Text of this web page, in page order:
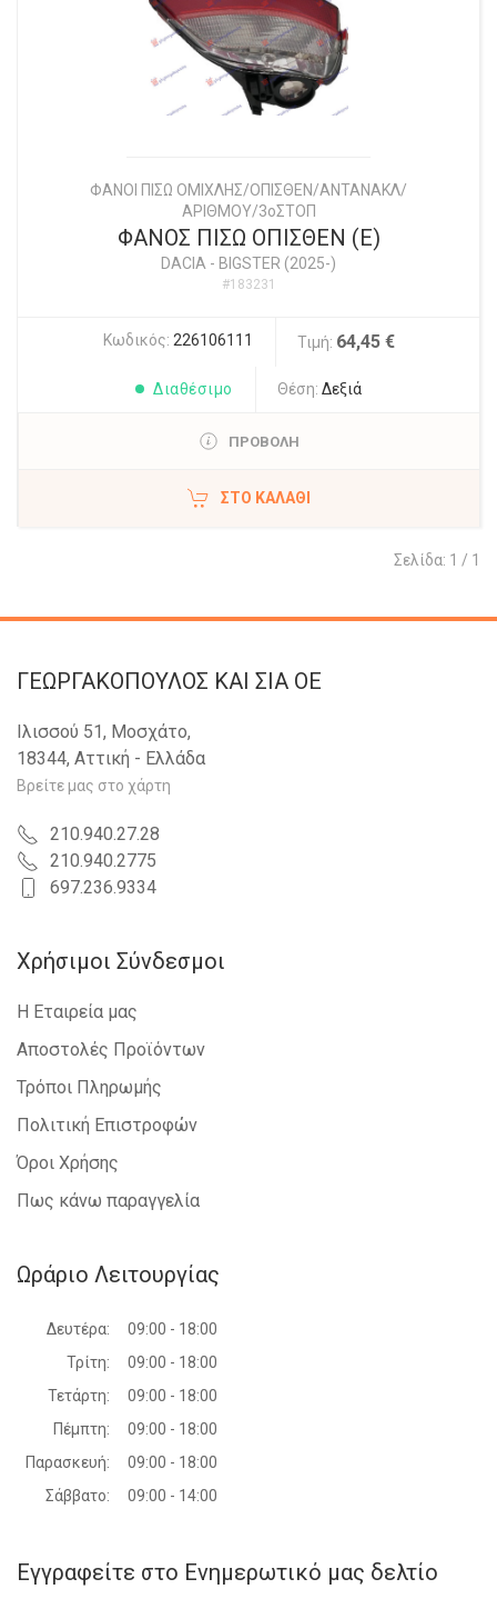
ΦΑΝΟΙ ΠΙΣΩ ΟΜΙΧΛΗΣ/ΟΠΙΣΘΕΝ/ΑΝΤΑΝΑΚΛ/
ΑΡΙΘΜΟΥ/3οΣΤΟΠ
ΦΑΝΟΣ ΠΙΣΩ ΟΠΙΣΘΕΝ (E)
DACIA - BIGSTER (2025-)
#183231
Κωδικός: 226106111 Τιμή: 64,45 €
Διαθέσιμο Θέση: Δεξιά
ΠΡΟΒΟΛΗ
ΣΤΟ ΚΑΛΆΘΙ
Σελίδα: 1 / 1
ΓΕΩΡΓΑΚΟΠΟΥΛΟΣ KAI ΣΙΑ OE
Ιλισσού 51, Μοσχάτο,
18344, Αττική - Ελλάδα
Βρείτε μας στο χάρτη
210.940.27.28
210.940.2775
697.236.9334
Χρήσιμοι Σύνδεσμοι
Η Εταιρεία μας
Αποστολές Προϊόντων
Τρόποι Πληρωμής
Πολιτική Επιστροφών
Όροι Χρήσης
Πως κάνω παραγγελία
Ωράριο Λειτουργίας
Δευτέρα:
09:00 - 18:00
Τρίτη:
09:00 - 18:00
Τετάρτη:
09:00 - 18:00
Πέμπτη:
09:00 - 18:00
Παρασκευή:
09:00 - 18:00
Σάββατο:
09:00 - 14:00
Εγγραφείτε στο Ενημερωτικό μας δελτίο